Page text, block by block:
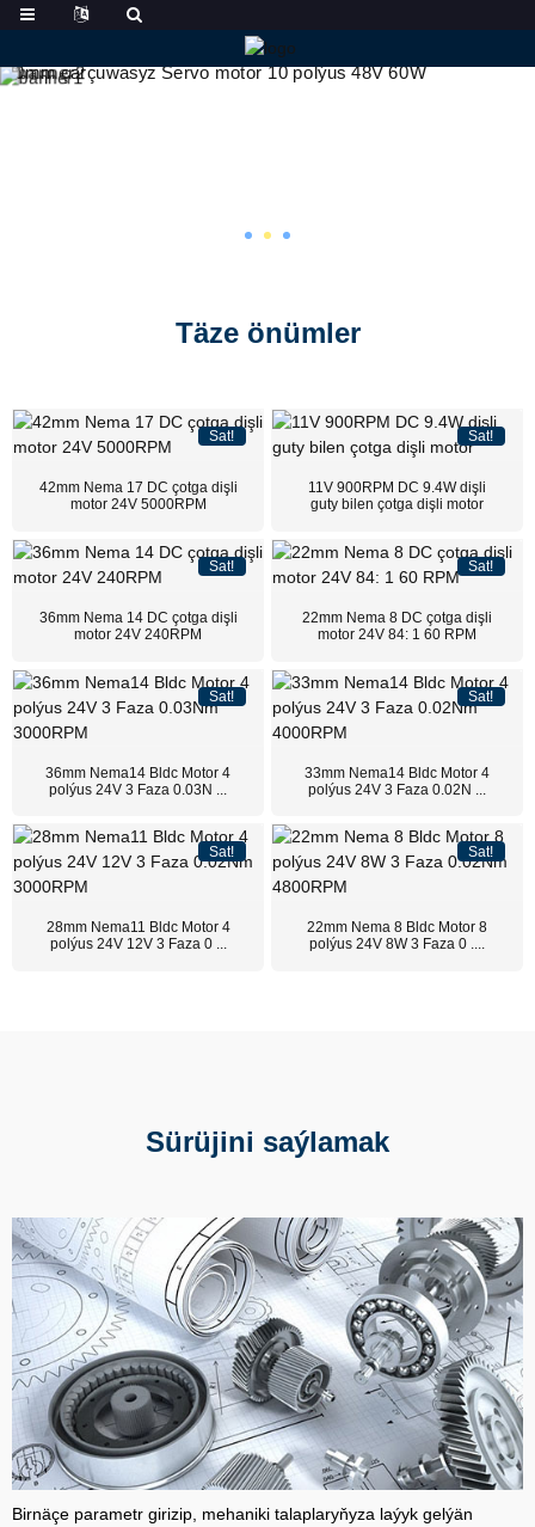
Täze önümler
Sat!
42mm Nema 17 DC çotga dişli
motor 24V 5000RPM
Sat!
11V 900RPM DC 9.4W dişli
guty bilen çotga dişli motor
Sat!
36mm Nema 14 DC çotga dişli
motor 24V 240RPM
Sat!
22mm Nema 8 DC çotga dişli
motor 24V 84: 1 60 RPM
Sat!
36mm Nema14 Bldc Motor 4
polýus 24V 3 Faza 0.03N ...
Sat!
33mm Nema14 Bldc Motor 4
polýus 24V 3 Faza 0.02N ...
Sat!
28mm Nema11 Bldc Motor 4
polýus 24V 12V 3 Faza 0 ...
Sat!
22mm Nema 8 Bldc Motor 8
polýus 24V 8W 3 Faza 0 ....
Sürüjini saýlamak
Birnäçe parametr girizip, mehaniki talaplaryňyza laýyk gelýän